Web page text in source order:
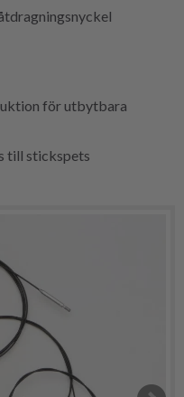
för utbytbara
till stickspets